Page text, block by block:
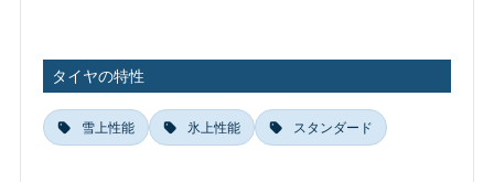
タイヤの特性
雪上性能 氷上性能 スタンダード